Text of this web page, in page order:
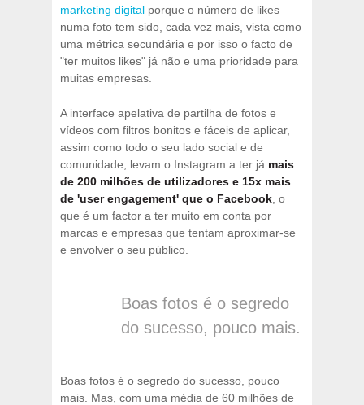
marketing digital porque o número de likes
numa foto tem sido, cada vez mais, vista como
uma métrica secundária e por isso o facto de
"ter muitos likes" já não e uma prioridade para
muitas empresas.
A interface apelativa de partilha de fotos e
vídeos com filtros bonitos e fáceis de aplicar,
assim como todo o seu lado social e de
comunidade, levam o Instagram a ter já mais
de 200 milhões de utilizadores e 15x mais
de 'user engagement' que o Facebook , o
que é um factor a ter muito em conta por
marcas e empresas que tentam aproximar-se
e envolver o seu público.
Boas fotos é o segredo
do sucesso, pouco mais.
Boas fotos é o segredo do sucesso, pouco
mais. Mas, com uma média de 60 milhões de